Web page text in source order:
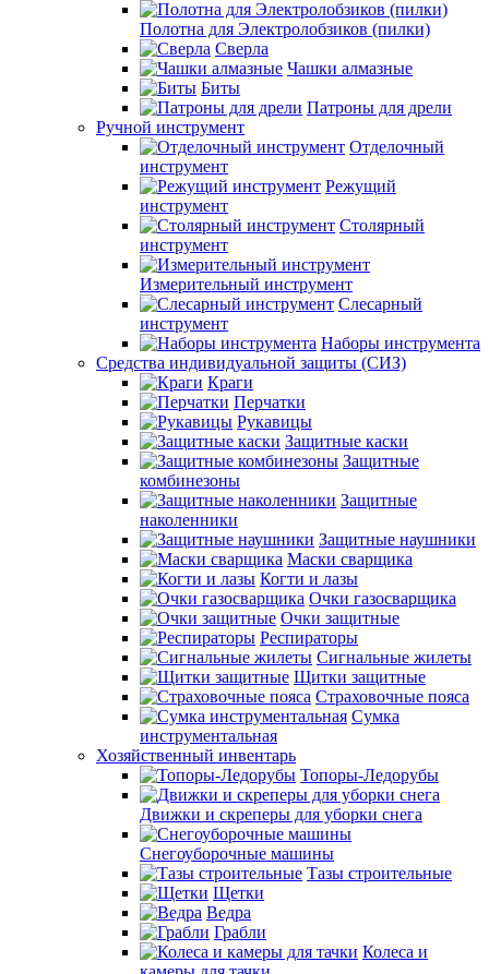
Полотна для Электролобзиков (пилки)
Сверла
Чашки алмазные
Биты
Патроны для дрели
Ручной инструмент
Отделочный
инструмент
Режущий
инструмент
Столярный
инструмент
Измерительный инструмент
Слесарный
инструмент
Наборы инструмента
Средства индивидуальной защиты (СИЗ)
Краги
Перчатки
Рукавицы
Защитные каски
Защитные
комбинезоны
Защитные
наколенники
Защитные наушники
Маски сварщика
Когти и лазы
Очки газосварщика
Очки защитные
Респираторы
Сигнальные жилеты
Щитки защитные
Страховочные пояса
Сумка
инструментальная
Хозяйственный инвентарь
Топоры-Ледорубы
Движки и скреперы для уборки снега
Снегоуборочные машины
Тазы строительные
Щетки
Ведра
Грабли
Колеса и